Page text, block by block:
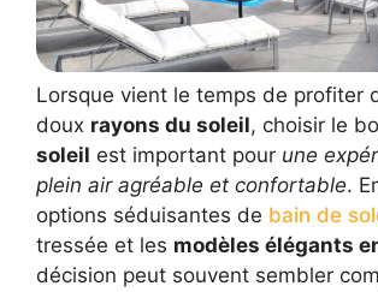
Lorsque vient le temps de profiter
doux rayons du soleil, choisir le
soleil est important pour une
plein air agréable et confortable.
options séduisantes de bain de
tressée et les modèles élégants
décision peut souvent sembler